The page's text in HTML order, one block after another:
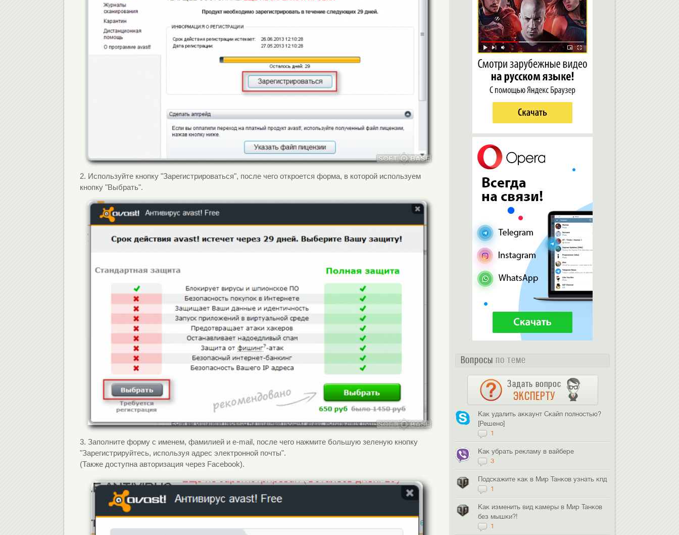
2. Используйте кнопку "Зарегистрироваться", после чего откроется форма, в которой используем
кнопку "Выбрать".
3. Заполните форму с именем, фамилией и e-mail, после чего нажмите большую зеленую кнопку
"Зарегистрируйтесь, используя адрес электронной почты".
(Также доступна авторизация через Facebook).
Вопросы по теме
Задать вопрос
ЭКСПЕРТУ
Как удалить аккаунт Скайп полностью?
[Решено]
1
Как убрать рекламу в вайбере
3
Подскажите как в Мир Танков узнать кпд
1
Как изменить вид камеры в Мир Танков
без мышки?!
1